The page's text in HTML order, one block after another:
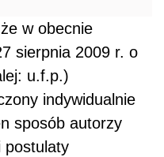
w obecnie
sierpnia 2009 r. o
u.f.p.)
indywidualnie
sposób autorzy
postulaty